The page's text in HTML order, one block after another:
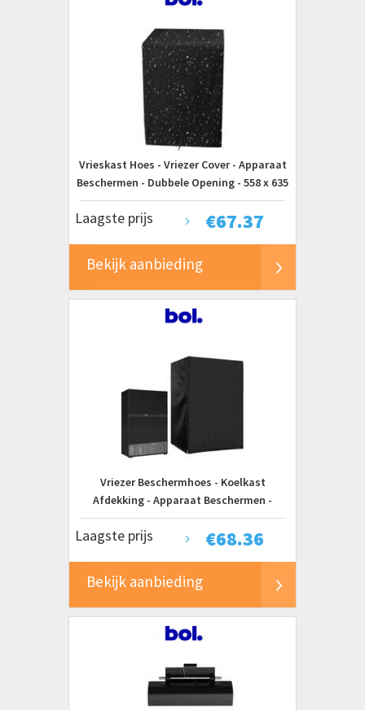
Vrieskast Hoes - Vriezer Cover - Apparaat
Beschermen - Dubbele Opening - 558 x 635
x 85 cm - Grijs
€67.37
Laagste prijs
Bekijk aanbieding
Vriezer Beschermhoes - Koelkast
Afdekking - Apparaat Beschermen -
Waterdicht Oxford Doek - 56 x 58 x 86 cm -
Zwart
€68.36
Laagste prijs
Bekijk aanbieding